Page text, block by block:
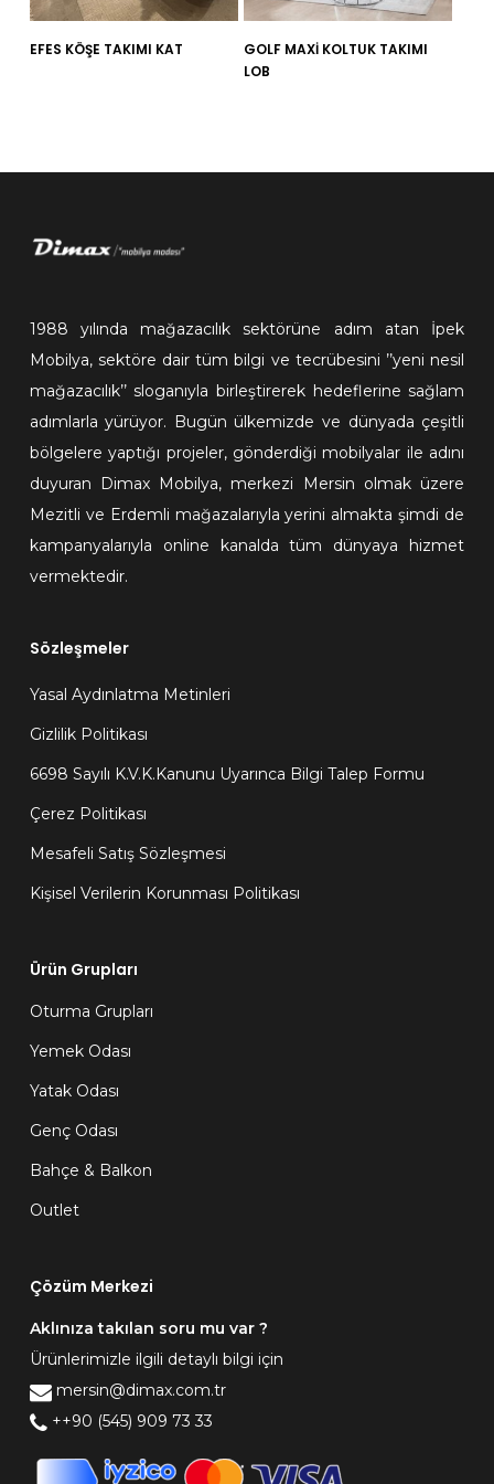
Sırt Minderi
Silikonlu kırlentler.
EFES KÖŞE TAKIMI KAT
GOLF MAXİ KOLTUK TAKIMI
LOB
1988 yılında mağazacılık sektörüne adım atan İpek
Mobilya, sektöre dair tüm bilgi ve tecrübesini ’’yeni nesil
mağazacılık’’ sloganıyla birleştirerek hedeflerine sağlam
adımlarla yürüyor. Bugün ülkemizde ve dünyada çeşitli
bölgelere yaptığı projeler, gönderdiği mobilyalar ile adını
duyuran Dimax Mobilya, merkezi Mersin olmak üzere
Mezitli ve Erdemli mağazalarıyla yerini almakta şimdi de
kampanyalarıyla online kanalda tüm dünyaya hizmet
vermektedir.
Sözleşmeler
Yasal Aydınlatma Metinleri
Gizlilik Politikası
6698 Sayılı K.V.K.Kanunu Uyarınca Bilgi Talep Formu
Çerez Politikası
Mesafeli Satış Sözleşmesi
Kişisel Verilerin Korunması Politikası
Ürün Grupları
Oturma Grupları
Yemek Odası
Yatak Odası
Genç Odası
Bahçe & Balkon
Outlet
Çözüm Merkezi
Aklınıza takılan soru mu var ?
Ürünlerimizle ilgili detaylı bilgi için
mersin@dimax.com.tr
++90 (545) 909 73 33